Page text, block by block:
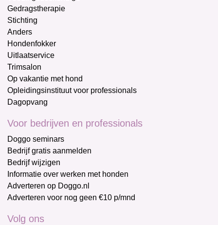
Gedragstherapie
Stichting
Anders
Hondenfokker
Uitlaatservice
Trimsalon
Op vakantie met hond
Opleidingsinstituut voor professionals
Dagopvang
Voor bedrijven en professionals
Doggo seminars
Bedrijf gratis aanmelden
Bedrijf wijzigen
Informatie over werken met honden
Adverteren op Doggo.nl
Adverteren voor nog geen €10 p/mnd
Volg ons